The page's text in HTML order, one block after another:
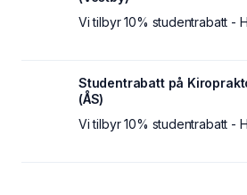
Vi tilbyr 10% studentrabatt -
Studentrabatt på
(ÅS)
Vi tilbyr 10% studentrabatt -